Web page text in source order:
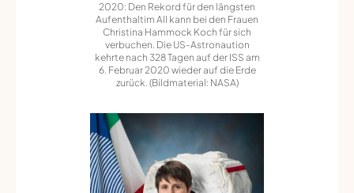
2020: Den Rekord für den längsten
Aufenthaltim All kann bei den Frauen
Christina Hammock Koch für sich
verbuchen. Die US-Astronaution
kehrte nach 328 Tagen auf der ISS am
6. Februar 2020 wieder auf die Erde
zurück. (Bildmaterial: NASA)